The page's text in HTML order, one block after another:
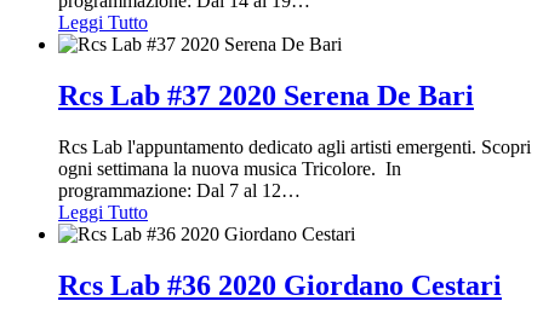
Leggi Tutto
Rcs Lab #37 2020 Serena De Bari
Rcs Lab l'appuntamento dedicato agli artisti emergenti. Scopri
ogni settimana la nuova musica Tricolore. In
programmazione: Dal 7 al 12…
Leggi Tutto
Rcs Lab #36 2020 Giordano Cestari